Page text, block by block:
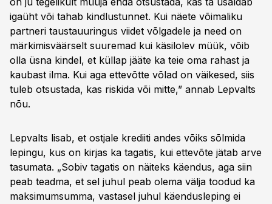
igaüht või tahab kindlustunnet. Kui näete võimaliku
partneri taustauuringus viidet võlgadele ja need on
märkimisväärselt suuremad kui käsilolev müük, võib
olla üsna kindel, et küllap jääte ka teie oma rahast ja
kaubast ilma. Kui aga ettevõtte võlad on väikesed, siis
tuleb otsustada, kas riskida või mitte,” annab Lepvalts
nõu.
Lepvalts lisab, et ostjale krediiti andes võiks sõlmida
lepingu, kus on kirjas ka tagatis, kui ettevõte jätab arve
tasumata. „Sobiv tagatis on näiteks käendus, aga siin
peab teadma, et sel juhul peab olema välja toodud ka
maksimumsumma, vastasel juhul käendusleping ei